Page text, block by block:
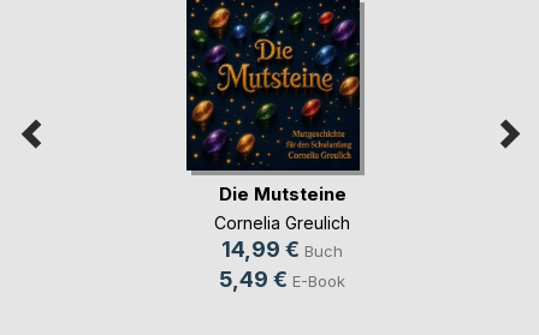
Die Mutsteine
Cornelia Greulich
14,99 € Buch
5,49 € E-Book